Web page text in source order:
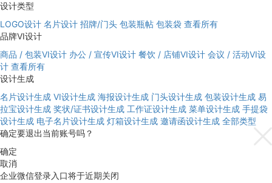
设计类型
LOGO设计 名片设计 招牌/门头 包装瓶帖 包装袋 查看所有
品牌VI设计
商品 / 包装VI设计 办公 / 宣传VI设计 餐饮 / 店铺VI设计 会议 / 活动VI设
计 查看所有
设计生成
名片设计生成 VI设计生成 海报设计生成 门头设计生成 包装设计生成 易
拉宝设计生成 奖状/证书设计生成 工作证设计生成 菜单设计生成 手提袋
设计生成 电子名片设计生成 灯箱设计生成 邀请函设计生成 全部类型
确定要退出当前账号吗？
确定
取消
企业微信登录入口将于近期关闭